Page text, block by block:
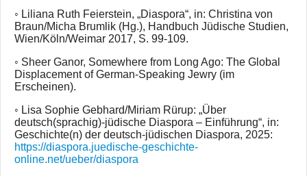
◦ Liliana Ruth Feierstein, „Diaspora“, in: Christina von
Braun/Micha Brumlik (Hg.), Handbuch Jüdische Studien,
Wien/Köln/Weimar 2017, S. 99-109.
◦ Sheer Ganor, Somewhere from Long Ago: The Global
Displacement of German-Speaking Jewry (im
Erscheinen).
◦ Lisa Sophie Gebhard/Miriam Rürup: „Über
deutsch(sprachig)-jüdische Diaspora – Einführung“, in:
Geschichte(n) der deutsch-jüdischen Diaspora, 2025:
https://diaspora.juedische-geschichte-
online.net/ueber/diaspora